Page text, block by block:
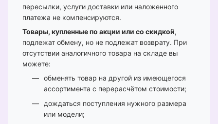
пересылки, услуги доставки или наложенного
платежа не компенсируются.
Товары, купленные по акции или со скидкой,
подлежат обмену, но не подлежат возврату. При
отсутствии аналогичного товара на складе вы
можете:
обменять товар на другой из имеющегося
ассортимента с перерасчётом стоимости;
дождаться поступления нужного размера
или модели;